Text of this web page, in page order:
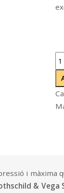
i màxima
& Vega